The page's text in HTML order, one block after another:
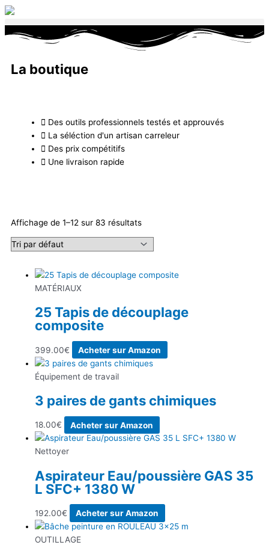
Aller
contenu
La boutique
Des outils professionnels testés et approuvés
La séléction d'un artisan carreleur
Des prix compétitifs
Une livraison rapide
Affichage de 1–12 sur 83 résultats
MATÉRIAUX
25 Tapis de découplage
composite
399.00€ Acheter sur Amazon
Équipement de travail
3 paires de gants chimiques
18.00€ Acheter sur Amazon
Nettoyer
Aspirateur Eau/poussière GAS 35
L SFC+ 1380 W
192.00€ Acheter sur Amazon
OUTILLAGE